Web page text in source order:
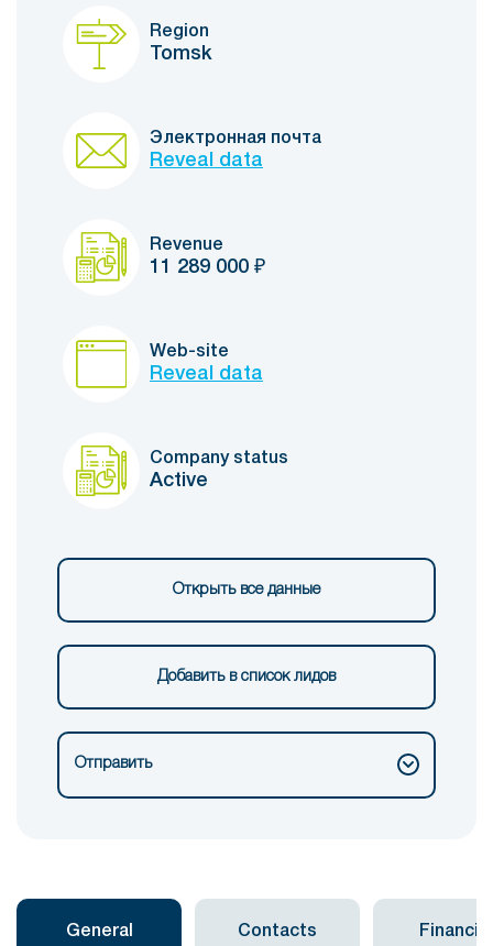
Region
Tomsk
Электронная почта
Reveal data
Revenue
11 289 000 ₽
Web-site
Reveal data
Company status
Active
Открыть все данные
Добавить в список лидов
Отправить
General Contacts Financial